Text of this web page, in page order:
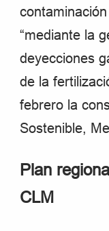
“mediante la
deyecciones
de la
febrero la
Sostenible,
Plan
CLM